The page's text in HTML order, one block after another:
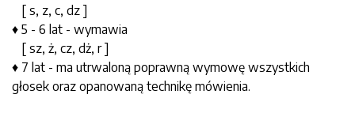
[ s, z, c, dz ]
♦ 5 - 6 lat - wymawia
[ sz, ż, cz, dż, r ]
♦ 7 lat - ma utrwaloną poprawną wymowę wszystkich
głosek oraz opanowaną technikę mówienia.